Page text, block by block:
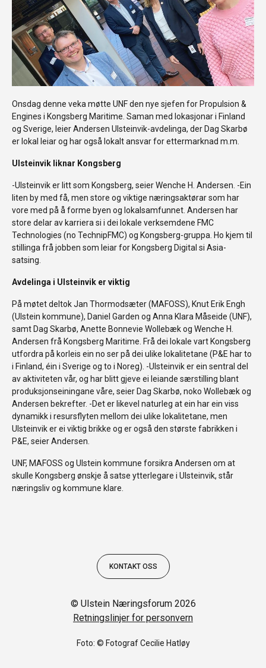
Onsdag denne veka møtte UNF den nye sjefen for Propulsion &
Engines i Kongsberg Maritime. Saman med lokasjonar i Finland
og Sverige, leier Andersen Ulsteinvik-avdelinga, der Dag Skarbø
er lokal leiar og har også lokalt ansvar for ettermarknad m.m.
Ulsteinvik liknar Kongsberg
-Ulsteinvik er litt som Kongsberg, seier Wenche H. Andersen. -Ein
liten by med få, men store og viktige næringsaktørar som har
vore med på å forme byen og lokalsamfunnet. Andersen har
store delar av karriera si i dei lokale verksemdene FMC
Technologies (no TechnipFMC) og Kongsberg-gruppa. Ho kjem til
stillinga frå jobben som leiar for Kongsberg Digital si Asia-
satsing.
Avdelinga i Ulsteinvik er viktig
På møtet deltok Jan Thormodsæter (MAFOSS), Knut Erik Engh
(Ulstein kommune), Daniel Garden og Anna Klara Måseide (UNF),
samt Dag Skarbø, Anette Bonnevie Wollebæk og Wenche H.
Andersen frå Kongsberg Maritime. Frå dei lokale vart Kongsberg
utfordra på korleis ein no ser på dei ulike lokalitetane (P&E har to
i Finland, éin i Sverige og to i Noreg). -Ulsteinvik er ein sentral del
av aktiviteten vår, og har blitt gjeve ei leiande særstilling blant
produksjonseiningane våre, seier Dag Skarbø, noko Wollebæk og
Andersen bekrefter. -Det er likevel naturleg at ein har ein viss
dynamikk i resursflyten mellom dei ulike lokalitetane, men
Ulsteinvik er ei viktig brikke og er også den største fabrikken i
P&E, seier Andersen.
UNF, MAFOSS og Ulstein kommune forsikra Andersen om at
skulle Kongsberg ønskje å satse ytterlegare i Ulsteinvik, står
næringsliv og kommune klare.
KONTAKT OSS
© Ulstein Næringsforum 2026
Retningslinjer for personvern
Foto: © Fotograf Cecilie Hatløy